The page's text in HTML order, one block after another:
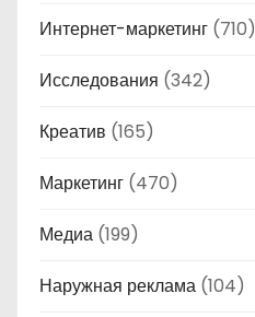
Интернет-маркетинг (710)
Исследования (342)
Креатив (165)
Маркетинг (470)
Медиа (199)
Наружная реклама (104)